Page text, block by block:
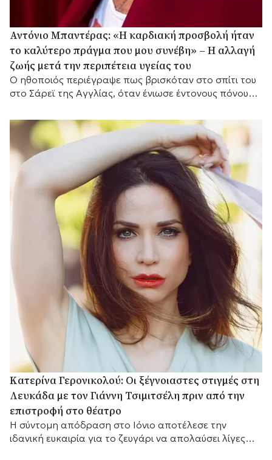
Αντόνιο Μπαντέρας: «Η καρδιακή προσβολή ήταν
το καλύτερο πράγμα που μου συνέβη» – Η αλλαγή
ζωής μετά την περιπέτεια υγείας του
Ο ηθοποιός περιέγραψε πως βρισκόταν στο σπίτι του
στο Σάρεϊ της Αγγλίας, όταν ένιωσε έντονους πόνους
Κατερίνα Γερονικολού: Οι ξέγνοιαστες στιγμές στη
Λευκάδα με τον Γιάννη Τσιμιτσέλη πριν από την
επιστροφή στο θέατρο
Η σύντομη απόδραση στο Ιόνιο αποτέλεσε την
ιδανική ευκαιρία για το ζευγάρι να απολαύσει λίγες